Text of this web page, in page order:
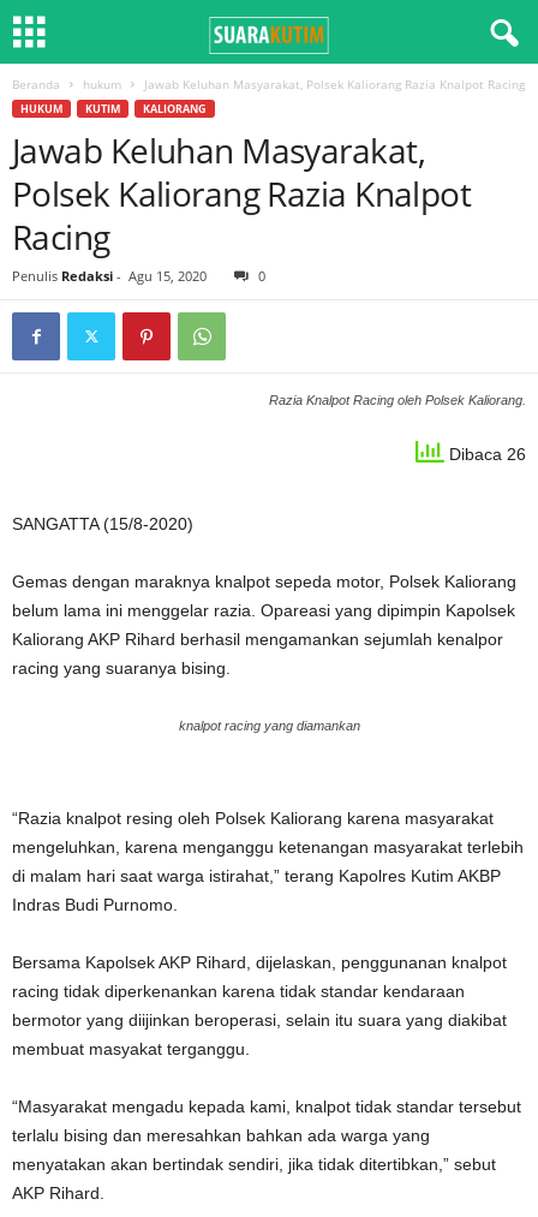
Beranda hukum Jawab Keluhan Masyarakat, Polsek Kaliorang Razia Knalpot Racing
HUKUM KUTIM KALIORANG
Jawab Keluhan Masyarakat,
Polsek Kaliorang Razia Knalpot
Racing
Penulis Redaksi - Agu 15, 2020 0
Razia Knalpot Racing oleh Polsek Kaliorang.
Dibaca 26
SANGATTA (15/8-2020)
Gemas dengan maraknya knalpot sepeda motor, Polsek Kaliorang
belum lama ini menggelar razia. Opareasi yang dipimpin Kapolsek
Kaliorang AKP Rihard berhasil mengamankan sejumlah kenalpor
racing yang suaranya bising.
knalpot racing yang diamankan
“Razia knalpot resing oleh Polsek Kaliorang karena masyarakat
mengeluhkan, karena menganggu ketenangan masyarakat terlebih
di malam hari saat warga istirahat,” terang Kapolres Kutim AKBP
Indras Budi Purnomo.
Bersama Kapolsek AKP Rihard, dijelaskan, penggunanan knalpot
racing tidak diperkenankan karena tidak standar kendaraan
bermotor yang diijinkan beroperasi, selain itu suara yang diakibat
membuat masyakat terganggu.
“Masyarakat mengadu kepada kami, knalpot tidak standar tersebut
terlalu bising dan meresahkan bahkan ada warga yang
menyatakan akan bertindak sendiri, jika tidak ditertibkan,” sebut
AKP Rihard.